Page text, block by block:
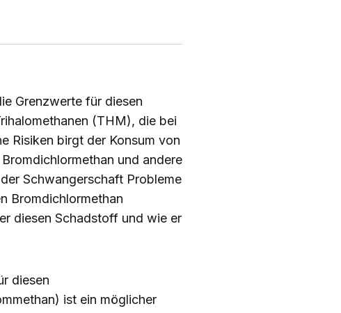
Grenzwerte für diesen
(THM), die bei
Risiken birgt der Konsum von
und andere
Schwangerschaft Probleme
Bromdichlormethan
diesen Schadstoff und wie er
diesen
ist ein möglicher